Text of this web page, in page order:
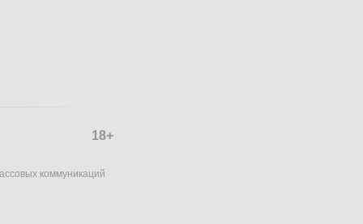
18+
коммуникаций